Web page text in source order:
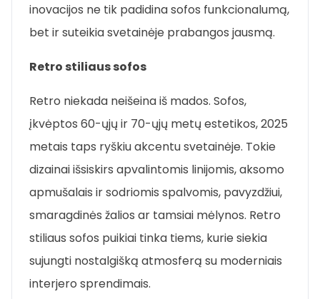
inovacijos ne tik padidina sofos funkcionalumą,
bet ir suteikia svetainėje prabangos jausmą.
Retro stiliaus sofos
Retro niekada neišeina iš mados. Sofos,
įkvėptos 60-ųjų ir 70-ųjų metų estetikos, 2025
metais taps ryškiu akcentu svetainėje. Tokie
dizainai išsiskirs apvalintomis linijomis, aksomo
apmušalais ir sodriomis spalvomis, pavyzdžiui,
smaragdinės žalios ar tamsiai mėlynos. Retro
stiliaus sofos puikiai tinka tiems, kurie siekia
sujungti nostalgišką atmosferą su moderniais
interjero sprendimais.